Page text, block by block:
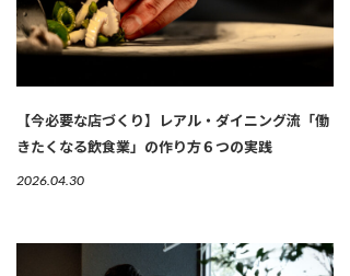
【今必要な店づくり】レアル・ダイニング流「働
きたくなる飲食業」の作り方６つの実践
2026.04.30